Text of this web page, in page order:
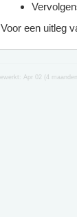
Voor een uitleg
Apr 02 (4